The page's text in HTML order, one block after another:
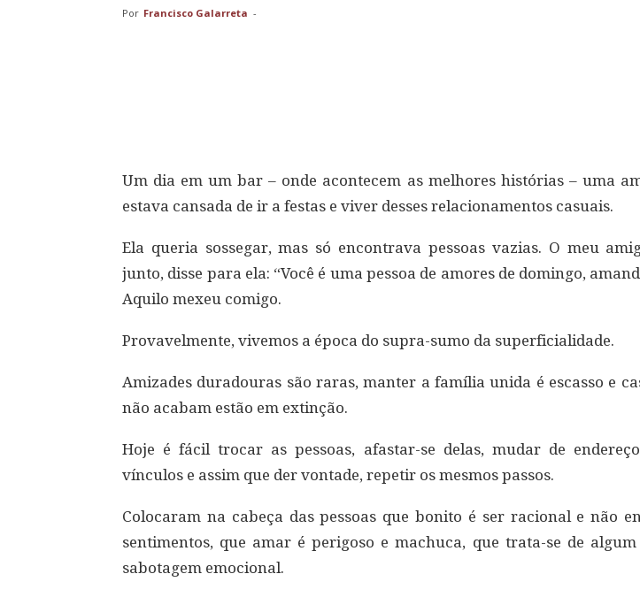
Por Francisco Galarreta -
Um dia em um bar – onde acontecem as melhores histórias – uma
estava cansada de ir a festas e viver desses relacionamentos casuais.
Ela queria sossegar, mas só encontrava pessoas vazias. O meu
junto, disse para ela: “Você é uma pessoa de amores de domingo,
Aquilo mexeu comigo.
Provavelmente, vivemos a época do supra-sumo da superficialidade.
Amizades duradouras são raras, manter a família unida é escasso e
não acabam estão em extinção.
Hoje é fácil trocar as pessoas, afastar-se delas, mudar de
vínculos e assim que der vontade, repetir os mesmos passos.
Colocaram na cabeça das pessoas que bonito é ser racional e não
sentimentos, que amar é perigoso e machuca, que trata-se de
sabotagem emocional.